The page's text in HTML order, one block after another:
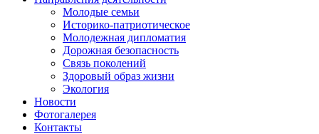
Молодые семьи
Историко-патриотическое
Молодежная дипломатия
Дорожная безопасность
Связь поколений
Здоровый образ жизни
Экология
Новости
Фотогалерея
Контакты